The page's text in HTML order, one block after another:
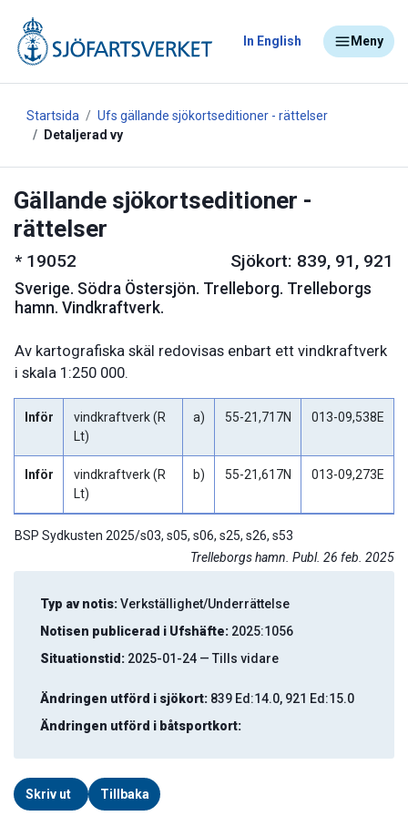
In English Meny
Startsida
Ufs gällande sjökortseditioner - rättelser
Detaljerad vy
Gällande sjökortseditioner -
rättelser
* 19052 Sjökort: 839, 91, 921
Sverige. Södra Östersjön. Trelleborg. Trelleborgs
hamn. Vindkraftverk.
Av kartografiska skäl redovisas enbart ett vindkraftverk
i skala 1:250 000.
Inför
vindkraftverk (R
Lt)
a) 55-21,717N 013-09,538E
Inför
vindkraftverk (R
Lt)
b) 55-21,617N 013-09,273E
BSP Sydkusten 2025/s03, s05, s06, s25, s26, s53
Trelleborgs hamn. Publ. 26 feb. 2025
Typ av notis:Verkställighet/Underrättelse
Notisen publicerad i Ufshäfte: 2025:1056
Situationstid: 2025-01-24 — Tills vidare
Ändringen utförd i sjökort: 839 Ed:14.0, 921 Ed:15.0
Ändringen utförd i båtsportkort:
Skriv ut Tillbaka